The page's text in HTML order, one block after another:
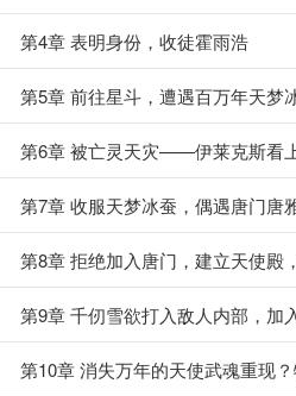
第4章 表明身份，收徒霍雨浩
第5章 前往星斗，遭遇百万年天梦
第6章 被亡灵天灾——伊莱克斯看
第7章 收服天梦冰蚕，偶遇唐门唐
第8章 拒绝加入唐门，建立天使殿
第9章 千仞雪欲打入敌人内部，加
第10章 消失万年的天使武魂重现